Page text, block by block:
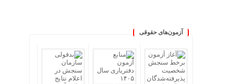
آزمون‌های حقوقی